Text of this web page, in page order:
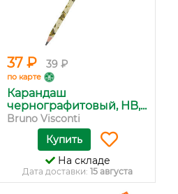
37 ₽ 39 ₽
по карте
Карандаш
чернографитовый, HB,...
Bruno Visconti
Купить
На складе
Дата доставки: 15 августа